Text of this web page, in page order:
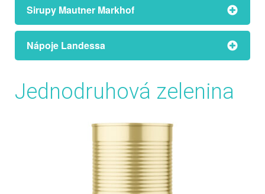
Sirupy Mautner Markhof
Nápoje Landessa
Jednodruhová zelenina